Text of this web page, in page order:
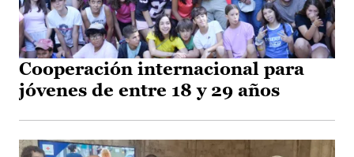
Cooperación internacional para
jóvenes de entre 18 y 29 años